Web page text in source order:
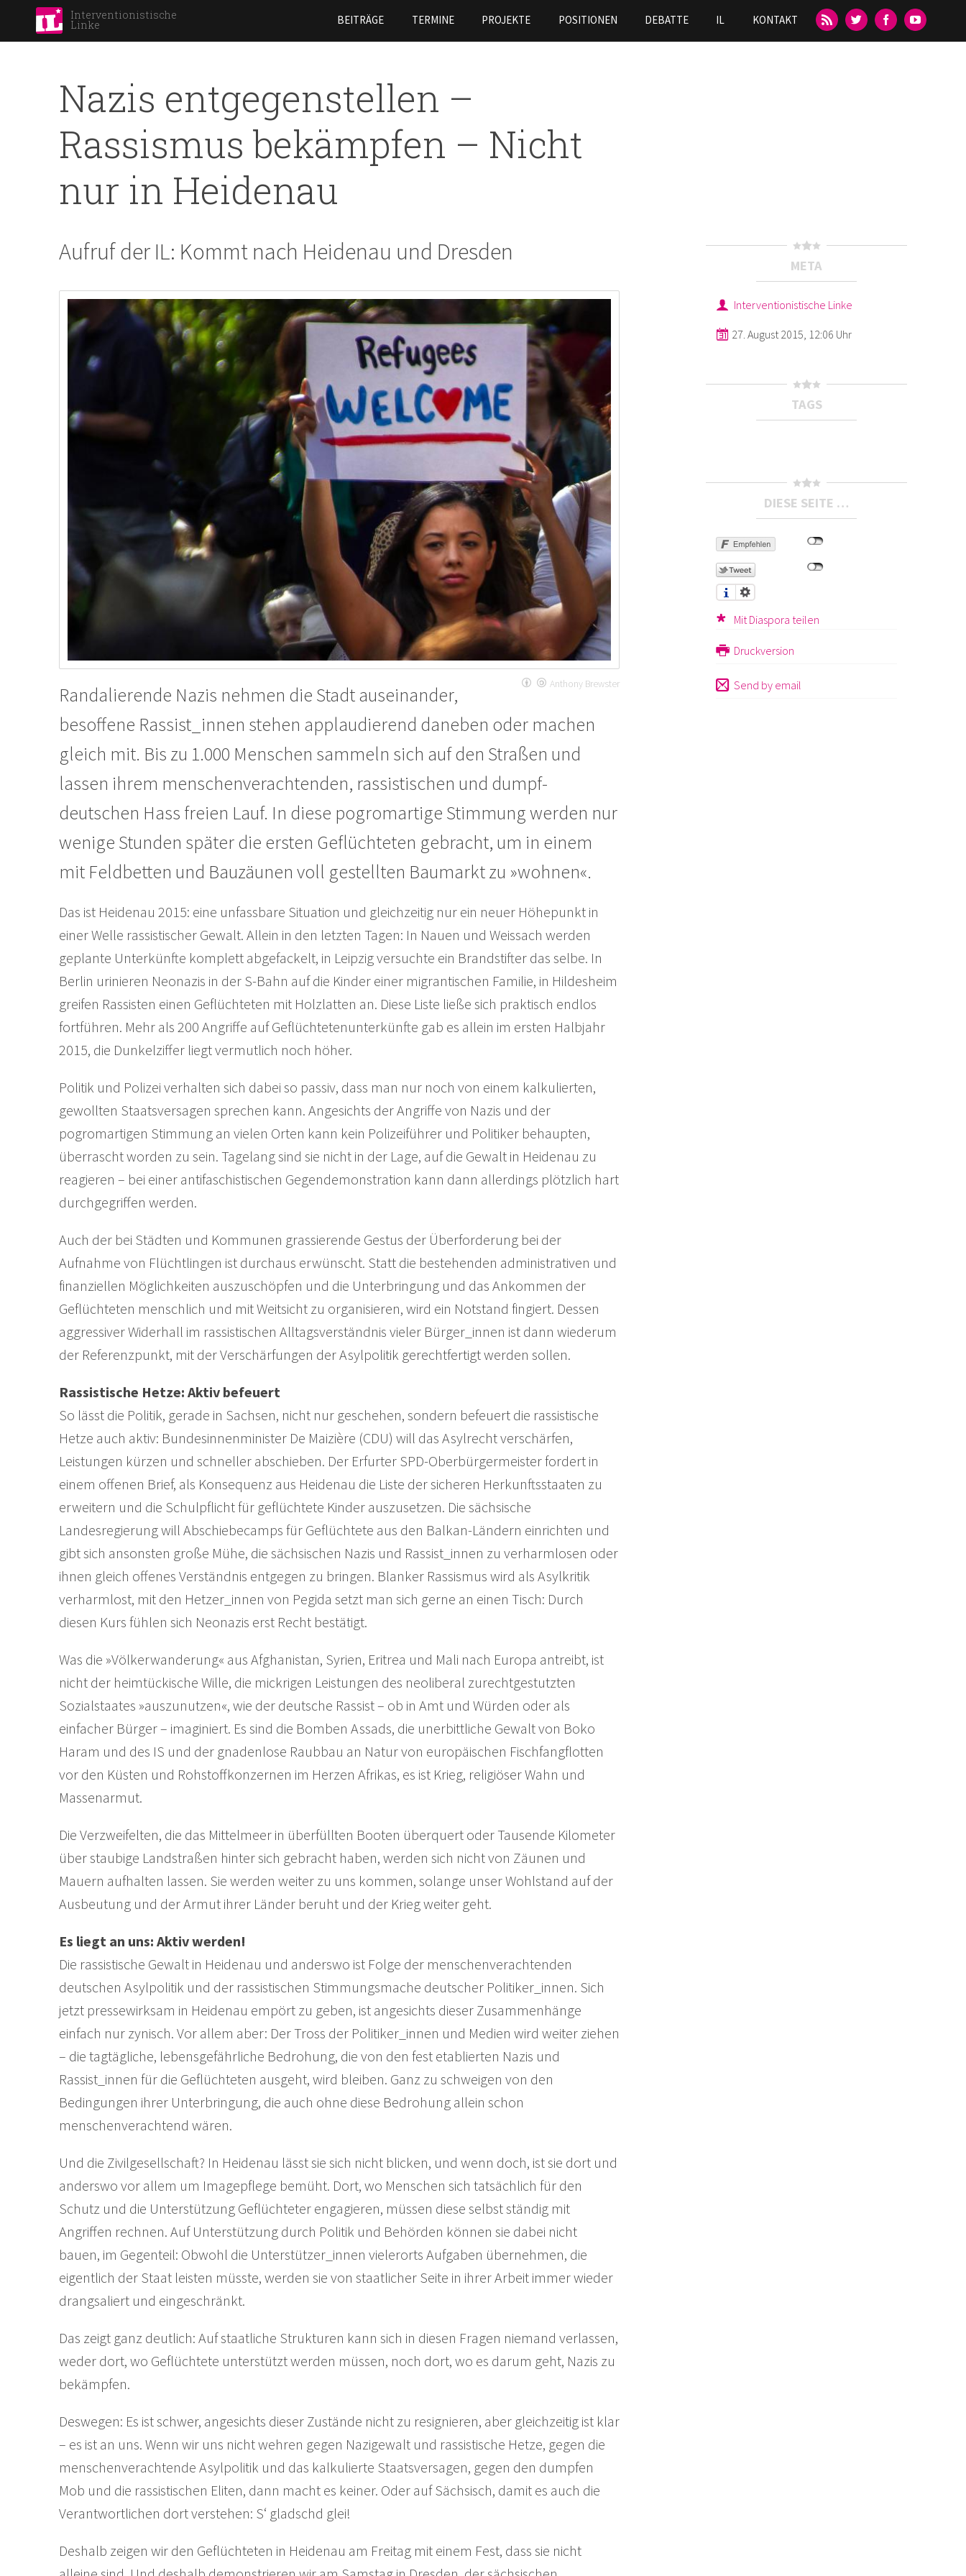
main
content
Interventionistische
Linke BEITRÄGE TERMINE PROJEKTE POSITIONEN DEBATTE IL KONTAKT
Nazis entgegenstellen –
Rassismus bekämpfen – Nicht
nur in Heidenau
Aufruf der IL: Kommt nach Heidenau und Dresden
Anthony Brewster
Randalierende Nazis nehmen die Stadt auseinander,
besoffene Rassist_innen stehen applaudierend daneben oder machen
gleich mit. Bis zu 1.000 Menschen sammeln sich auf den Straßen und
lassen ihrem menschenverachtenden, rassistischen und dumpf-
deutschen Hass freien Lauf. In diese pogromartige Stimmung werden nur
wenige Stunden später die ersten Geflüchteten gebracht, um in einem
mit Feldbetten und Bauzäunen voll gestellten Baumarkt zu »wohnen«.
Das ist Heidenau 2015: eine unfassbare Situation und gleichzeitig nur ein neuer Höhepunkt in
einer Welle rassistischer Gewalt. Allein in den letzten Tagen: In Nauen und Weissach werden
geplante Unterkünfte komplett abgefackelt, in Leipzig versuchte ein Brandstifter das selbe. In
Berlin urinieren Neonazis in der S-Bahn auf die Kinder einer migrantischen Familie, in Hildesheim
greifen Rassisten einen Geflüchteten mit Holzlatten an. Diese Liste ließe sich praktisch endlos
fortführen. Mehr als 200 Angriffe auf Geflüchtetenunterkünfte gab es allein im ersten Halbjahr
2015, die Dunkelziffer liegt vermutlich noch höher.
Politik und Polizei verhalten sich dabei so passiv, dass man nur noch von einem kalkulierten,
gewollten Staatsversagen sprechen kann. Angesichts der Angriffe von Nazis und der
pogromartigen Stimmung an vielen Orten kann kein Polizeiführer und Politiker behaupten,
überrascht worden zu sein. Tagelang sind sie nicht in der Lage, auf die Gewalt in Heidenau zu
reagieren – bei einer antifaschistischen Gegendemonstration kann dann allerdings plötzlich hart
durchgegriffen werden.
Auch der bei Städten und Kommunen grassierende Gestus der Überforderung bei der
Aufnahme von Flüchtlingen ist durchaus erwünscht. Statt die bestehenden administrativen und
finanziellen Möglichkeiten auszuschöpfen und die Unterbringung und das Ankommen der
Geflüchteten menschlich und mit Weitsicht zu organisieren, wird ein Notstand fingiert. Dessen
aggressiver Widerhall im rassistischen Alltagsverständnis vieler Bürger_innen ist dann wiederum
der Referenzpunkt, mit der Verschärfungen der Asylpolitik gerechtfertigt werden sollen.
Rassistische Hetze: Aktiv befeuert
So lässt die Politik, gerade in Sachsen, nicht nur geschehen, sondern befeuert die rassistische
Hetze auch aktiv: Bundesinnenminister De Maizière (CDU) will das Asylrecht verschärfen,
Leistungen kürzen und schneller abschieben. Der Erfurter SPD-Oberbürgermeister fordert in
einem offenen Brief, als Konsequenz aus Heidenau die Liste der sicheren Herkunftsstaaten zu
erweitern und die Schulpflicht für geflüchtete Kinder auszusetzen. Die sächsische
Landesregierung will Abschiebecamps für Geflüchtete aus den Balkan-Ländern einrichten und
gibt sich ansonsten große Mühe, die sächsischen Nazis und Rassist_innen zu verharmlosen oder
ihnen gleich offenes Verständnis entgegen zu bringen. Blanker Rassismus wird als Asylkritik
verharmlost, mit den Hetzer_innen von Pegida setzt man sich gerne an einen Tisch: Durch
diesen Kurs fühlen sich Neonazis erst Recht bestätigt.
Was die »Völkerwanderung« aus Afghanistan, Syrien, Eritrea und Mali nach Europa antreibt, ist
nicht der heimtückische Wille, die mickrigen Leistungen des neoliberal zurechtgestutzten
Sozialstaates »auszunutzen«, wie der deutsche Rassist – ob in Amt und Würden oder als
einfacher Bürger – imaginiert. Es sind die Bomben Assads, die unerbittliche Gewalt von Boko
Haram und des IS und der gnadenlose Raubbau an Natur von europäischen Fischfangflotten
vor den Küsten und Rohstoffkonzernen im Herzen Afrikas, es ist Krieg, religiöser Wahn und
Massenarmut.
Die Verzweifelten, die das Mittelmeer in überfüllten Booten überquert oder Tausende Kilometer
über staubige Landstraßen hinter sich gebracht haben, werden sich nicht von Zäunen und
Mauern aufhalten lassen. Sie werden weiter zu uns kommen, solange unser Wohlstand auf der
Ausbeutung und der Armut ihrer Länder beruht und der Krieg weiter geht.
Es liegt an uns: Aktiv werden!
Die rassistische Gewalt in Heidenau und anderswo ist Folge der menschenverachtenden
deutschen Asylpolitik und der rassistischen Stimmungsmache deutscher Politiker_innen. Sich
jetzt pressewirksam in Heidenau empört zu geben, ist angesichts dieser Zusammenhänge
einfach nur zynisch. Vor allem aber: Der Tross der Politiker_innen und Medien wird weiter ziehen
– die tagtägliche, lebensgefährliche Bedrohung, die von den fest etablierten Nazis und
Rassist_innen für die Geflüchteten ausgeht, wird bleiben. Ganz zu schweigen von den
Bedingungen ihrer Unterbringung, die auch ohne diese Bedrohung allein schon
menschenverachtend wären.
Und die Zivilgesellschaft? In Heidenau lässt sie sich nicht blicken, und wenn doch, ist sie dort und
anderswo vor allem um Imagepflege bemüht. Dort, wo Menschen sich tatsächlich für den
Schutz und die Unterstützung Geflüchteter engagieren, müssen diese selbst ständig mit
Angriffen rechnen. Auf Unterstützung durch Politik und Behörden können sie dabei nicht
bauen, im Gegenteil: Obwohl die Unterstützer_innen vielerorts Aufgaben übernehmen, die
eigentlich der Staat leisten müsste, werden sie von staatlicher Seite in ihrer Arbeit immer wieder
drangsaliert und eingeschränkt.
Das zeigt ganz deutlich: Auf staatliche Strukturen kann sich in diesen Fragen niemand verlassen,
weder dort, wo Geflüchtete unterstützt werden müssen, noch dort, wo es darum geht, Nazis zu
bekämpfen.
Deswegen: Es ist schwer, angesichts dieser Zustände nicht zu resignieren, aber gleichzeitig ist klar
– es ist an uns. Wenn wir uns nicht wehren gegen Nazigewalt und rassistische Hetze, gegen die
menschenverachtende Asylpolitik und das kalkulierte Staatsversagen, gegen den dumpfen
Mob und die rassistischen Eliten, dann macht es keiner. Oder auf Sächsisch, damit es auch die
Verantwortlichen dort verstehen: S‘ gladschd glei!
Deshalb zeigen wir den Geflüchteten in Heidenau am Freitag mit einem Fest, dass sie nicht
META
Interventionistische Linke
27. August 2015, 12:06 Uhr
TAGS
DIESE SEITE …
Mit Diaspora teilen
Druckversion
Send by email